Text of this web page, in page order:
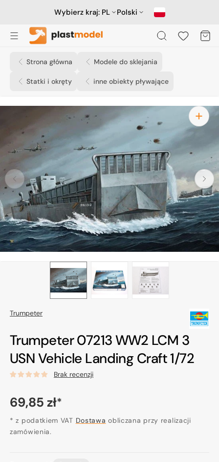
Wybierz kraj: PL Polski
Koszyk
Strona główna Modele do sklejania
Statki i okręty inne obiekty pływające
media
w
widoku
galerii
Trumpeter
Trumpeter 07213 WW2 LCM 3
USN Vehicle Landing Craft 1/72
Brak recenzji
Cena
regularna
69,85 zł*
* z podatkiem VAT Dostawa obliczana przy realizacji
zamówienia.